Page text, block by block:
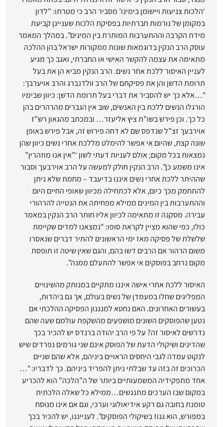
‘הלכות צניעות ויישומן בימינו’ מסביר הרב כי מטרתו: "לדון
במקומן של נורמות חברתיות בפסיקת הלכות שעניינן קביעת
מידת הקרבה וההתערבות המותרת בין המינים”. במהלך המאמר
עוסק הרב הנקין בדוגמאות שונות ממקורות ישראל בהן ההלכה
מתאימה את עצמה להקשר האישי או החברתי, ואגב כך מגיע
לעניין האיסור ללכת אחר נשים. הרב הנקין מביא הן את בעל
תרומת הדשן והן את פסיקתם של הרב וולדנברג והרב אויערבך:
"…אלא כך יש להסביר את דברי בעל תרומת הדשן: כיוון שבימיו
הורגלו הנשים ללכת בין האנשים, שוב אין הגברים מהרהרים בהן
כל כך. וכן פירש בשו”ת ציץ אליעזר… ובמכתב מהגאון רש”ז
אוירבעך זצ”ל שנדפס שם לא דחה פירוש זה, אבל פירש באופן
שונה קצת, שהיום אי אפשר להימלט מללכת אחרי נשים כיוון שהן
נמצאות בכל מקום; אולם לעניות דעתי לשון ‘”אין אנו מוזהרין”
אינו משמע כן”. הרב הנקין חולק למעשה על הרב אוירבעך וסבור
שההיתר ללכת אחרי נשים איננו בדיעבד – מחמת שלא ניתן
להתחמק מכך כיום, אלא לכתחילה מכיוון שאופי החיים היום
וההתערבות בין המינים ממילא מפחיתה את הנטייה להרהורי
עבירה. מסקנה זו מתאימה לכיוון אליו חותר הרב הנקין במאמר
כולו, כפי שהוא מציין לקראת סופו: "נמצאנו למדים שקיימת
שלשלת של פסיקה מאז ימי הראשונים להתיר דברים שנאסרו
משום הרהור אם הרבים דשו בהם, והגם שאין שיטה זו תופסת
מקום נרחב בפוסקים אי אפשר להתעלם ממנה”.
האיסור ללכת אחרי אישה איננו מתקיים במנותק מהשינויים
המפליגים שחלו במעמדן של נשים בעולם, אך גם ביהדות,
בעשורים האחרונים. האם נחטא למנגנון הפסיקה ההלכתי אם
נטען שהפוסקים השונים מושפעים מהשקפת עולמם שעה שהם
נדרשים לאיסור זה? על פי הרב יהודה ברנדס יש להכיר בכך
שהדינים ושיקולי הדעת של הפוסק אינם שני גורמים נפרדים שיש
לנקוט עמדה לגבי היחסים הראויים ביניהם, אלא שהם שניים
הכרוכים זה בזה עד שבלתי ניתן להפריד ביניהם. כך לדבריו: "…
אחד מתפקידיה המשמעותיים ביותר של ה”הלכה” הוא להכריע
במקום שבו הערכים מתנגשים…ממילא כל שאלה הלכתית
טומנת בחובה גם רקע אידיאולוגי וערכי, וגם אם אינו מנוסח
במפורש, הוא גנוז בשיקולי הפוסקים”. לענייננו, יש להכיר בכך